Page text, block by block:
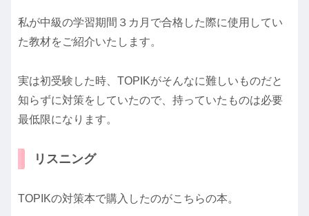
私が中級の学習期間３カ月で合格した際に使用してい
た教材をご紹介いたします。
実は初受験した時、TOPIKがそんなに難しいものだと
知らずに対策をしていたので、持っていたものは必要
最低限になります。
リスニング
TOPIKの対策本で購入したのがこちらの本。